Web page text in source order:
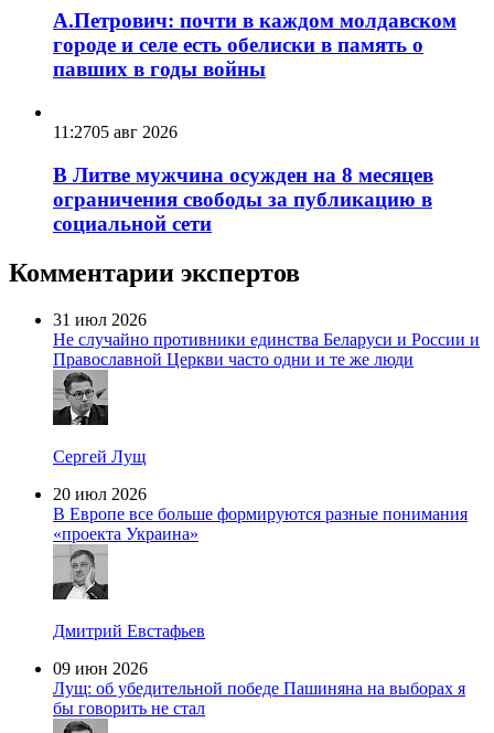
А.Петрович: почти в каждом молдавском
городе и селе есть обелиски в память о
павших в годы войны
11:2705 авг 2026
В Литве мужчина осужден на 8 месяцев
ограничения свободы за публикацию в
социальной сети
Комментарии экспертов
31 июл 2026
Не случайно противники единства Беларуси и России и
Православной Церкви часто одни и те же люди
Сергей Лущ
20 июл 2026
В Европе все больше формируются разные понимания
«проекта Украина»
Дмитрий Евстафьев
09 июн 2026
Лущ: об убедительной победе Пашиняна на выборах я
бы говорить не стал